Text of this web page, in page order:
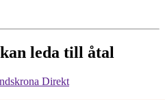
leda till åtal
Direkt